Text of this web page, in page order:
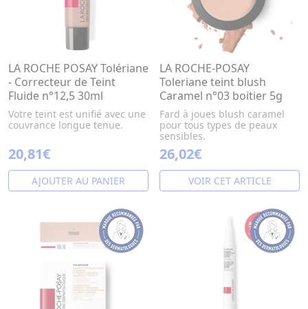
LA ROCHE POSAY Tolériane
- Correcteur de Teint
Fluide n°12,5 30ml
Votre teint est unifié avec une
couvrance longue tenue.
20,81€
AJOUTER AU PANIER
LA ROCHE-POSAY
Toleriane teint blush
Caramel n°03 boitier 5g
Fard à joues blush caramel
pour tous types de peaux
sensibles.
26,02€
VOIR CET ARTICLE